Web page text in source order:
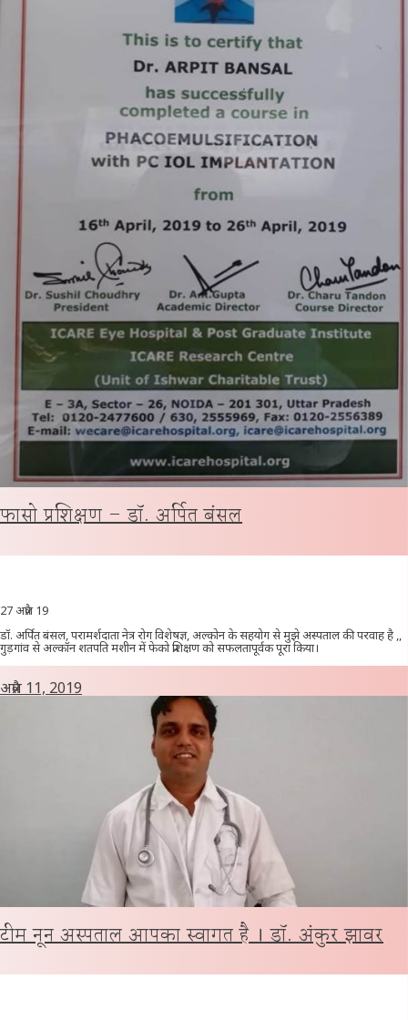
फासो प्रशिक्षण – डॉ. अर्पित बंसल
27 अप्रैल 19
डॉ. अर्पित बंसल, परामर्शदाता नेत्र रोग विशेषज्ञ, अल्कोन के सहयोग से मुझे अस्पताल की परवाह है ,,
गुड़गांव से अल्कॉन शतपति मशीन में फेको प्रशिक्षण को सफलतापूर्वक पूरा किया।
अप्रैल 11, 2019
टीम नून अस्पताल आपका स्वागत है । डॉ. अंकुर झावर